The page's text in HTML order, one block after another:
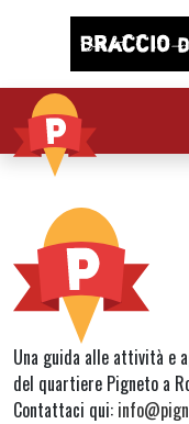
Vai al contenuto
Una guida alle attività e
del quartiere Pigneto a
Contattaci qui: